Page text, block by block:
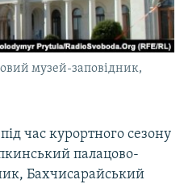
музей-заповідник,
час курортного сезону
палацово-
Бахчисарайський